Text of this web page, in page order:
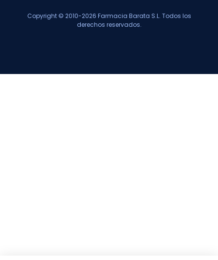
Copyright © 2010-2026 Farmacia Barata S.L. Todos los
derechos reservados.